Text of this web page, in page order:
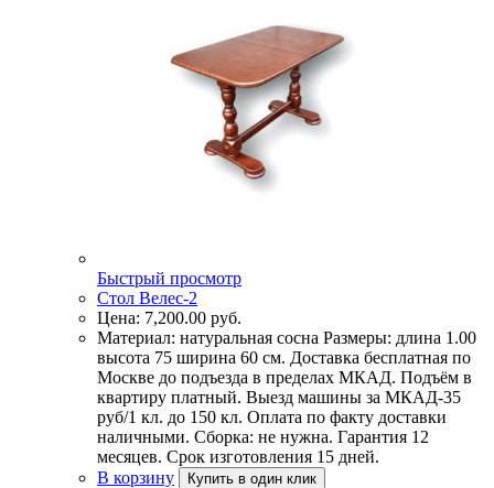
Быстрый просмотр
Стол Велес-2
Цена: 7,200.00 руб.
Материал: натуральная сосна Размеры: длина 1.00
высота 75 ширина 60 см. Доставка бесплатная по
Москве до подъезда в пределах МКАД. Подъём в
квартиру платный. Выезд машины за МКАД-35
руб/1 кл. до 150 кл. Оплата по факту доставки
наличными. Сборка: не нужна. Гарантия 12
месяцев. Срок изготовления 15 дней.
В корзину
Купить в один клик